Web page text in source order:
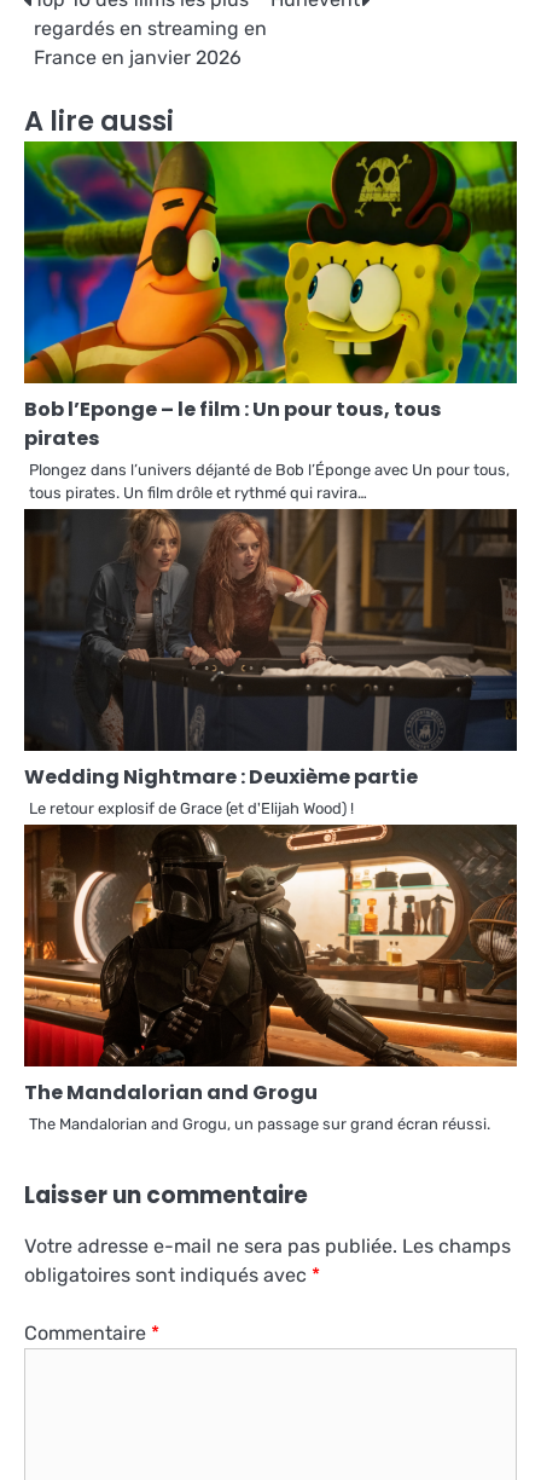
de
regardés en streaming en
France en janvier 2026
A lire aussi
Bob l’Eponge – le film : Un pour tous, tous
pirates
Plongez dans l’univers déjanté de Bob l’Éponge avec Un pour tous,
tous pirates. Un film drôle et rythmé qui ravira…
Wedding Nightmare : Deuxième partie
Le retour explosif de Grace (et d'Elijah Wood) !
The Mandalorian and Grogu
The Mandalorian and Grogu, un passage sur grand écran réussi.
Laisser un commentaire
Votre adresse e-mail ne sera pas publiée. Les champs
obligatoires sont indiqués avec *
Commentaire *